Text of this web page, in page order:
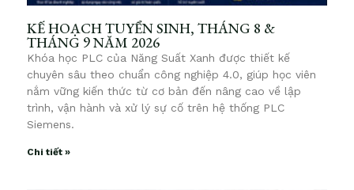
KẾ HOẠCH TUYỂN SINH, THÁNG 8 &
THÁNG 9 NĂM 2026
Khóa học PLC của Năng Suất Xanh được thiết kế
chuyên sâu theo chuẩn công nghiệp 4.0, giúp học viên
nắm vững kiến thức từ cơ bản đến nâng cao về lập
trình, vận hành và xử lý sự cố trên hệ thống PLC
Siemens.
Chi tiết »